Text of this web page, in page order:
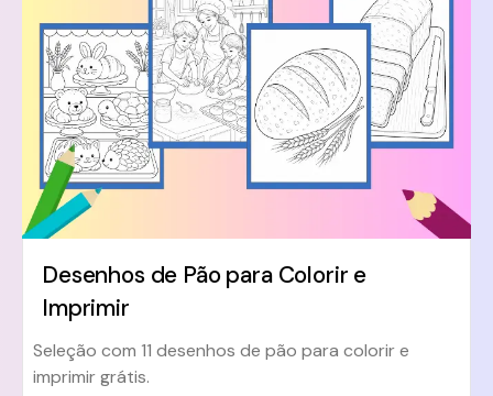
Desenhos de Pão para Colorir e
Imprimir
Seleção com 11 desenhos de pão para colorir e
imprimir grátis.